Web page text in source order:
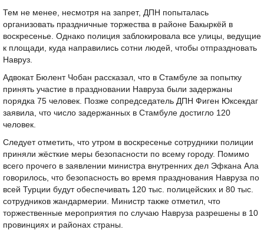
Тем не менее, несмотря на запрет, ДПН попыталась
организовать праздничные торжества в районе Бакыркёй в
воскресенье. Однако полиция заблокировала все улицы, ведущие
к площади, куда направились сотни людей, чтобы отпраздновать
Навруз.
Адвокат Бюлент Чобан рассказал, что в Стамбуле за попытку
принять участие в праздновании Навруза были задержаны
порядка 75 человек. Позже сопредседатель ДПН Фиген Юксекдаг
заявила, что число задержанных в Стамбуле достигло 120
человек.
Следует отметить, что утром в воскресенье сотрудники полиции
приняли жёсткие меры безопасности по всему городу. Помимо
всего прочего в заявлении министра внутренних дел Эфкана Ала
говорилось, что безопасность во время празднования Навруза по
всей Турции будут обеспечивать 120 тыс. полицейских и 80 тыс.
сотрудников жандармерии. Министр также отметил, что
торжественные мероприятия по случаю Навруза разрешены в 10
провинциях и районах страны.